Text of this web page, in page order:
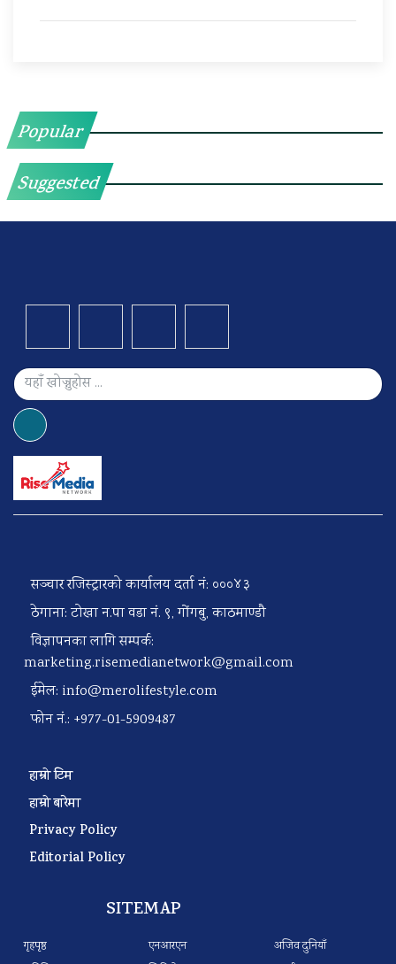
Popular
Suggested
सञ्चार रजिस्ट्रारको कार्यालय दर्ता नं: ०००४३
ठेगाना: टोखा न.पा वडा नं. ९, गोंगबु, काठमाण्डौ
विज्ञापनका लागि सम्पर्क:
marketing.risemedianetwork@gmail.com
ईमेल: info@merolifestyle.com
फोन नं.: +977-01-5909487
हाम्रो टिम
हाम्रो बारेमा
Privacy Policy
Editorial Policy
SITEMAP
गृहपृष्ठ
एनआरएन
अजिव दुनियाँ